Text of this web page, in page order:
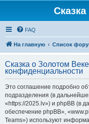
FAQ
На главную Список
Сказка о Золотом
конфиденциальности
Это соглашение подробно
подразделения (в
«https://2025.lv») и phpBB (в
обеспечение phpBB»,
Teams») используют